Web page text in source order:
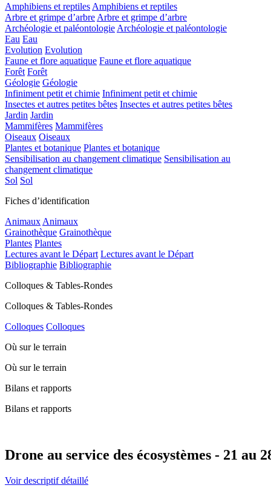
Amphibiens et reptiles Amphibiens et reptiles
Arbre et grimpe d’arbre Arbre et grimpe d’arbre
Archéologie et paléontologie Archéologie et paléontologie
Eau Eau
Evolution Evolution
Faune et flore aquatique Faune et flore aquatique
Forêt Forêt
Géologie Géologie
Infiniment petit et chimie Infiniment petit et chimie
Insectes et autres petites bêtes Insectes et autres petites bêtes
Jardin Jardin
Mammifères Mammifères
Oiseaux Oiseaux
Plantes et botanique Plantes et botanique
Sensibilisation au changement climatique Sensibilisation au
changement climatique
Sol Sol
Fiches d’identification
Animaux Animaux
Grainothèque Grainothèque
Plantes Plantes
Lectures avant le Départ Lectures avant le Départ
Bibliographie Bibliographie
Colloques & Tables-Rondes
Colloques & Tables-Rondes
Colloques Colloques
Où sur le terrain
Où sur le terrain
Bilans et rapports
Bilans et rapports
Drone au service des écosystèmes - 21 au
Voir descriptif détaillé